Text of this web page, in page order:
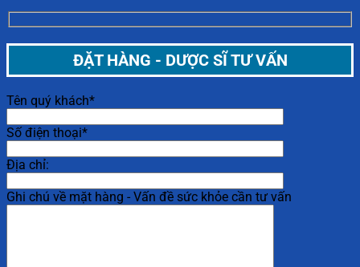
ĐẶT HÀNG - DƯỢC SĨ TƯ VẤN
Tên quý khách*
Số điện thoại*
Địa chỉ:
Ghi chú về mặt hàng - Vấn đề sức khỏe cần tư vấn